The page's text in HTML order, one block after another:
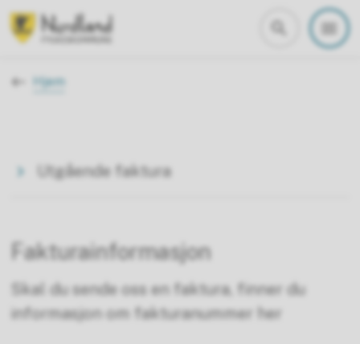
Du er her:
Hjem
Utgående faktura
Fakturainformasjon
Skal du sende oss en faktura, finner du
informasjon om fakturanummer her